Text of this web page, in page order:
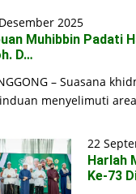
2025
Muhibbin Padati
D…
– Suasana
menyelimuti
22
Harlah
Ke-73